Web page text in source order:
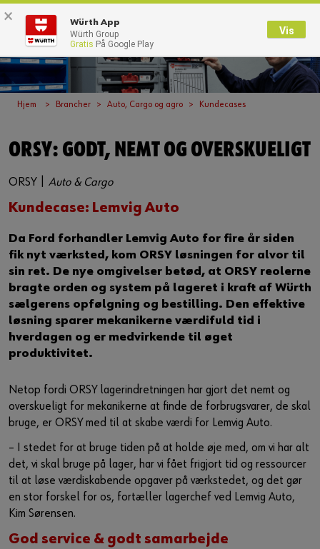
Med brugernavn Log på med kundenummer
Adgangskode
Glemt dit kodeord?
Husk login data
Login
Guide til selvvalgt brugernavn
Har du lyst til at være en online kunde?
Tilmeld dig her i tre enkle trin for at bruge alle funktionerne i
shoppen.
Kun salg til erhvervskunder
Bliv kunde / Opret online bruger
Hjem Brancher Auto, Cargo og agro Kundecases
ORSY: GODT, NEMT OG OVERSKUELIGT
ORSY | Auto & Cargo
Kundecase: Lemvig Auto
Da Ford forhandler Lemvig Auto for fire år siden
fik nyt værksted, kom ORSY løsningen for alvor til
sin ret. De nye omgivelser betød, at ORSY reolerne
bragte orden og system på lageret i kraft af Würth
sælgerens opfølgning og bestilling. Den effektive
løsning sparer mekanikerne værdifuld tid i
hverdagen og er medvirkende til øget
produktivitet.
Netop fordi ORSY lagerindretningen har gjort det nemt og
overskueligt for mekanikerne at finde de forbrugsvarer, de skal
bruge, er ORSY med til at skabe værdi for Lemvig Auto.
– I stedet for at bruge tiden på at holde øje med, om vi har alt
det, vi skal bruge på lager, har vi fået frigjort tid og ressourcer
til at løse værdiskabende opgaver på værkstedet, og det gør
en stor forskel for os, fortæller lagerchef ved Lemvig Auto,
Kim Sørensen.
God service & godt samarbejde
× Würth App
Würth Group
Gratis På Google Play
Vis